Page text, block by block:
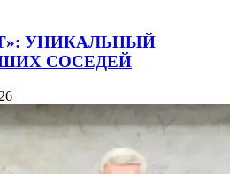
УНИКАЛЬНЫЙ
СОСЕДЕЙ